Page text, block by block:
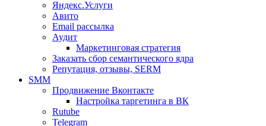
Яндекс.Услуги
Авито
Email рассылка
Аудит
Маркетинговая стратегия
Заказать сбор семантического ядра
Репутация, отзывы, SERM
SMM
Продвижение Вконтакте
Настройка таргетинга в ВК
Rutube
Telegram